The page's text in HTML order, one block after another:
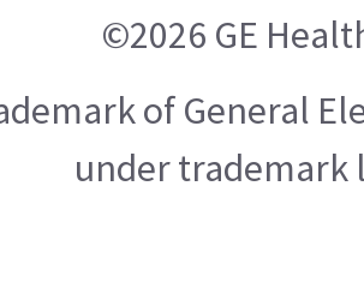
©2026 GE
of General
under trademark